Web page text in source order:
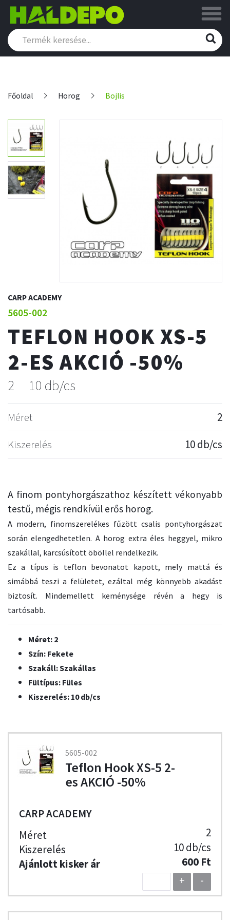
Főoldal Horog Bojlis
CARP ACADEMY
5605-002
TEFLON HOOK XS-5
2-ES AKCIÓ -50%
2 10 db/cs
Méret
2
Kiszerelés
10 db/cs
A finom pontyhorgászathoz készített vékonyabb
testű, mégis rendkívül erős horog.
A modern, finomszerelékes fűzött csalis pontyhorgászat
során elengedhetetlen. A horog extra éles heggyel, mikro
szakállal, karcsúsított öböllel rendelkezik.
Ez a típus is teflon bevonatot kapott, mely mattá és
simábbá teszi a felületet, ezáltal még könnyebb akadást
biztosít. Mindemellett keménysége révén a hegy is
tartósabb.
Méret: 2
Szín: Fekete
Szakáll: Szakállas
Fültípus: Füles
Kiszerelés: 10 db/cs
5605-002
Teflon Hook XS-5 2-
es AKCIÓ -50%
CARP ACADEMY
2
10 db/cs
600 Ft
+
-